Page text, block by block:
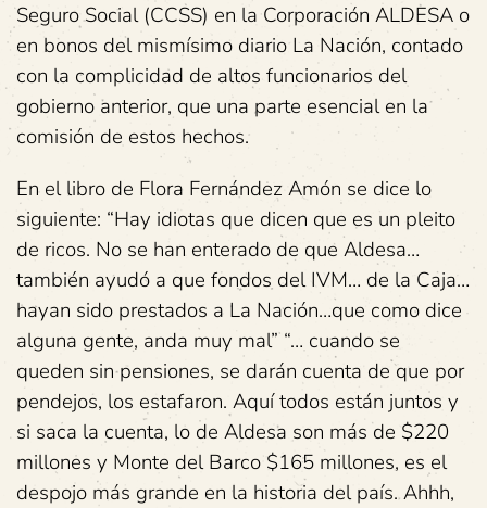
Seguro Social (CCSS) en la Corporación ALDESA o
en bonos del mismísimo diario La Nación, contado
con la complicidad de altos funcionarios del
gobierno anterior, que una parte esencial en la
comisión de estos hechos.
En el libro de Flora Fernández Amón se dice lo
siguiente: “Hay idiotas que dicen que es un pleito
de ricos. No se han enterado de que Aldesa…
también ayudó a que fondos del IVM… de la Caja…
hayan sido prestados a La Nación…que como dice
alguna gente, anda muy mal” “… cuando se
queden sin pensiones, se darán cuenta de que por
pendejos, los estafaron. Aquí todos están juntos y
si saca la cuenta, lo de Aldesa son más de $220
millones y Monte del Barco $165 millones, es el
despojo más grande en la historia del país. Ahhh,